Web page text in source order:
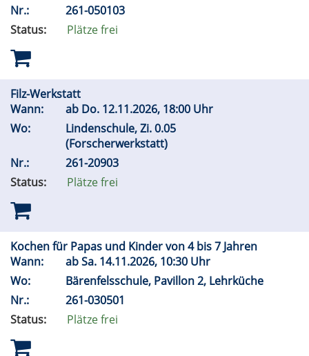
Nr.:
261-050103
Status:
Plätze frei
Filz-Werkstatt
Wann:
ab Do. 12.11.2026, 18:00 Uhr
Wo:
Lindenschule, Zi. 0.05
(Forscherwerkstatt)
Nr.:
261-20903
Status:
Plätze frei
Kochen für Papas und Kinder von 4 bis 7 Jahren
Wann:
abSa. 14.11.2026, 10:30 Uhr
Wo:
Bärenfelsschule, Pavillon 2, Lehrküche
Nr.:
261-030501
Status:
Plätze frei